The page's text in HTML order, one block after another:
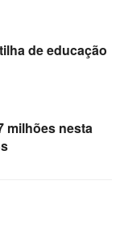
de educação
milhões nesta